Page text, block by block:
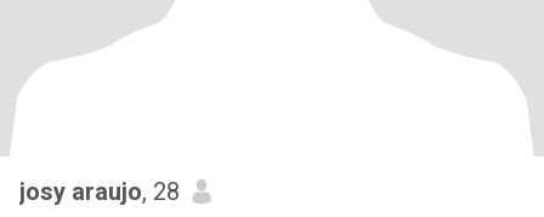
josy araujo, 28